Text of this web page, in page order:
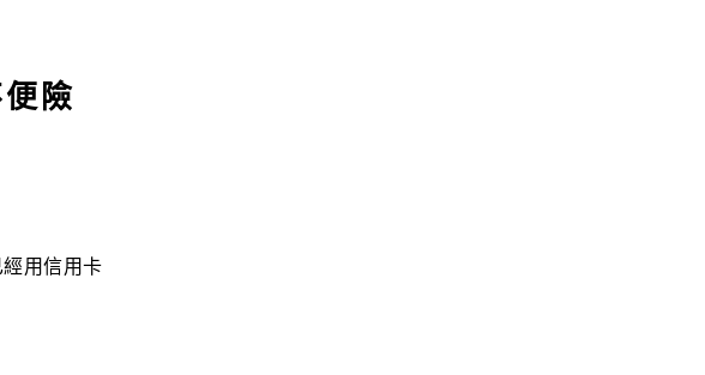
險
用信用卡